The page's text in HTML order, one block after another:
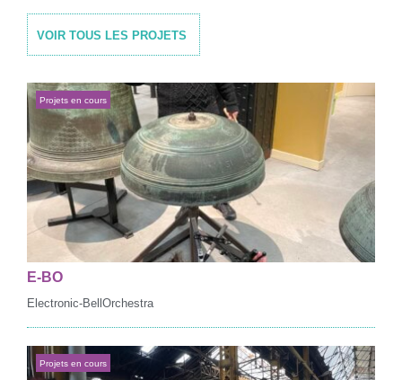
VOIR TOUS LES PROJETS
Projets en cours
E-BO
Electronic-BellOrchestra
Projets en cours